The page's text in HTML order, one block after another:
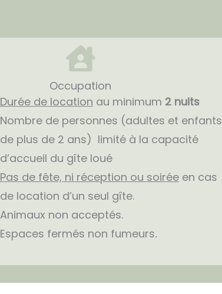
Occupation
Durée de location au minimum 2 nuits
Nombre de personnes (adultes et enfants
de plus de 2 ans) limité à la capacité
d’accueil du gîte loué
Pas de fête, ni réception ou soirée en cas
de location d’un seul gîte.
Animaux non acceptés.
Espaces fermés non fumeurs.